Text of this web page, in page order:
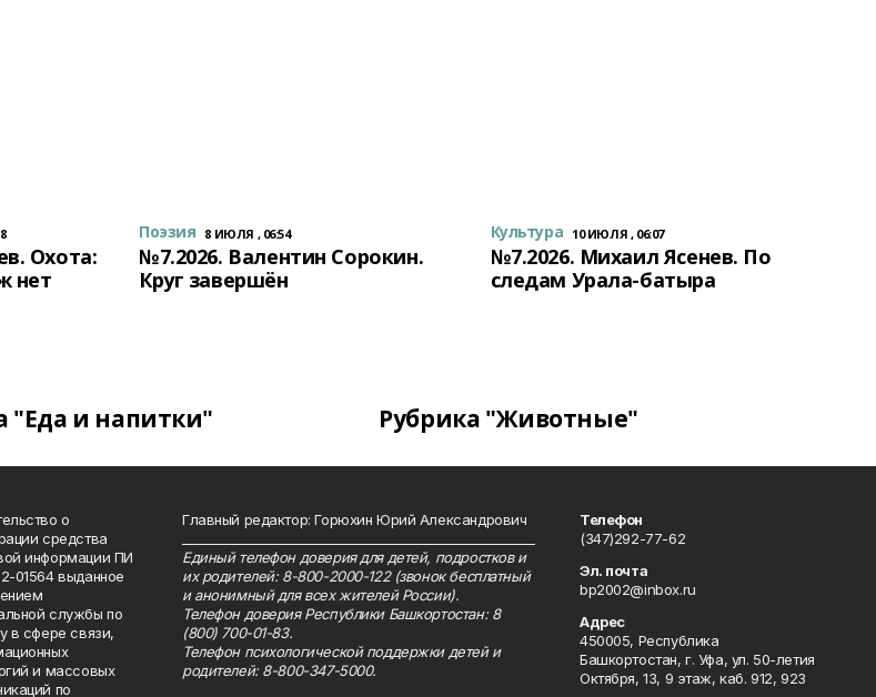
Охота:
нет
Поэзия 8 ИЮЛЯ , 06:54
№7.2026. Валентин Сорокин.
Круг завершён
Культура 10 ИЮЛЯ , 06:07
№7.2026. Михаил Ясенев. По
следам Урала-батыра
"Еда и напитки" Рубрика "Животные"
о
средства
информации ПИ
01564 выданное
службы по
в сфере связи,
и массовых
по
Главный редактор: Горюхин Юрий Александрович
Единый телефон доверия для детей, подростков и
их родителей: 8-800-2000-122 (звонок бесплатный
и анонимный для всех жителей России).
Телефон доверия Республики Башкортостан: 8
(800) 700-01-83.
Телефон психологической поддержки детей и
родителей: 8-800-347-5000.
Телефон
(347)292-77-62
Эл. почта
bp2002@inbox.ru
Адрес
450005, Республика
Башкортостан, г. Уфа, ул. 50-летия
Октября, 13, 9 этаж, каб. 912, 923